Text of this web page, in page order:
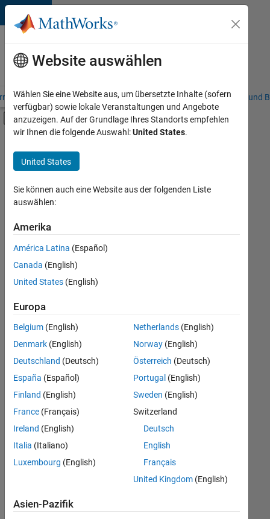
Weiter zum Inhalt
Karriere
bei
MathWorks
– Übersicht Stellensuche Niederlassungen Studierende und
Umschaltung für Off-Canvas-
Hauptinhalt
Customer Support
Education Sales
Inside Sales
Sales Operations
Marketing Communications
Marketing Services
Finance and Operations
Legal
+8
Derzeit
es
keine
offenen
Stellen,
Ihren
Suchkriterien
entsprechen.
können
die
Suchkriterien
weiter
fassen
oder
alle
Stellenangebote
anzeigen .
noch
Website auswählen
Wählen Sie eine Website aus, um übersetzte Inhalte (sofern
verfügbar) sowie lokale Veranstaltungen und Angebote
anzuzeigen. Auf der Grundlage Ihres Standorts empfehlen
wir Ihnen die folgende Auswahl:United States.
United States
Sie können auch eine Website aus der folgenden Liste
auswählen:
Amerika
América Latina (Español)
Canada (English)
United States (English)
Europa
Belgium (English)
Denmark (English)
Deutschland (Deutsch)
España (Español)
Finland (English)
France (Français)
Ireland (English)
Italia (Italiano)
Luxembourg (English)
Netherlands(English)
Norway(English)
Österreich (Deutsch)
Portugal (English)
Sweden (English)
Switzerland
Deutsch
English
Français
United Kingdom(English)
Asien-Pazifik